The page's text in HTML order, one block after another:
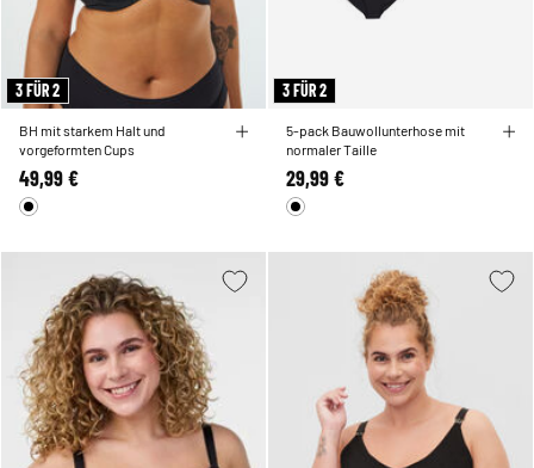
3 FÜR 2
BH mit starkem Halt und
vorgeformten Cups
49,99 €
3 FÜR 2
5-pack Bauwollunterhose mit
normaler Taille
29,99 €